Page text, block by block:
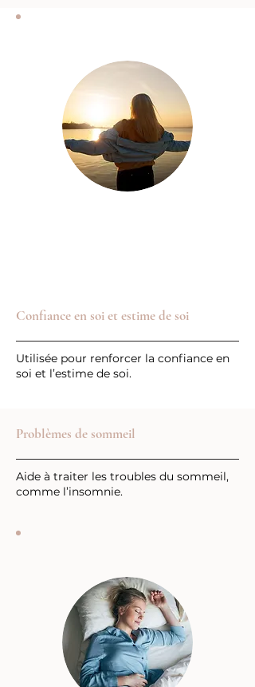
Confiance en soi et estime de soi
Utilisée pour renforcer la confiance en
soi et l’estime de soi.
Problèmes de sommeil
Aide à traiter les troubles du sommeil,
comme l’insomnie.